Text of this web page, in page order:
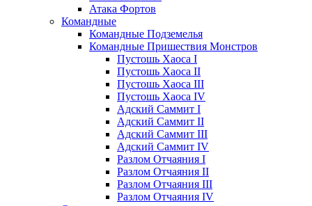
Атака Фортов
Командные
Командные Подземелья
Командные Пришествия Монстров
Пустошь Хаоса I
Пустошь Хаоса II
Пустошь Хаоса III
Пустошь Хаоса IV
Адский Саммит I
Адский Саммит II
Адский Саммит III
Адский Саммит IV
Разлом Отчаяния I
Разлом Отчаяния II
Разлом Отчаяния III
Разлом Отчаяния IV